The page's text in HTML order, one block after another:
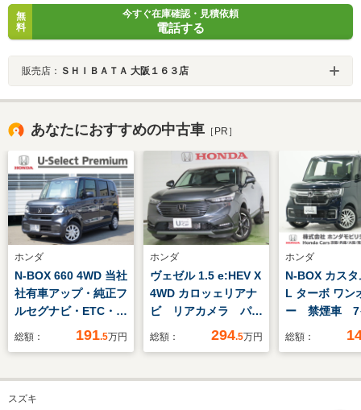
無
料
今すぐ在庫確認・見積依頼
電話する
販売店： ＳＨＩＢＡＴＡ 大阪１６３店
あなたにおすすめの中古車 ［PR］
ホンダ
N-BOX 660 4WD 当社
社有車アップ・純正フ
ルセグナビ・ETC・純
正ドライブレコーダ
ー・片側電動スライド
ドア・LEDヘッドライ
総額： 191.5万円
ホンダ
ヴェゼル 1.5 e:HEV X
4WD カロッェリアナ
ビ リアカメラ パド
ルシフト クルーズコ
ター
総額： 294.5万円
ホンダ
N-BOX カス
L ターボ ワン
ー 禁煙車 7
ナビ バッ
ア アダプテ
総額：
スズキ